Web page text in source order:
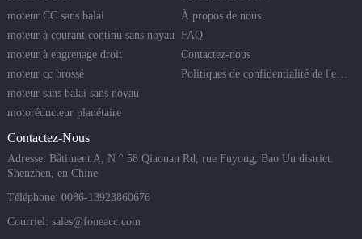
moteur CC sans balai
moteur à courant continu sans noyau
moteur à engrenage droit
moteur cc brossé
moteur sans balai sans noyau
motoréducteur planétaire
À propos de nous
FAQ
Contactez-nous
Politiques de confidentialité de l'entreprise
Contactez-Nous
Adresse: Bâtiment A, N ° 58 Qiaonan Rd, rue Fuyong, Bao Un district.
Shenzhen, en Chine
Téléphone: 0086-13923860676
Courriel: sales@foneacc.com